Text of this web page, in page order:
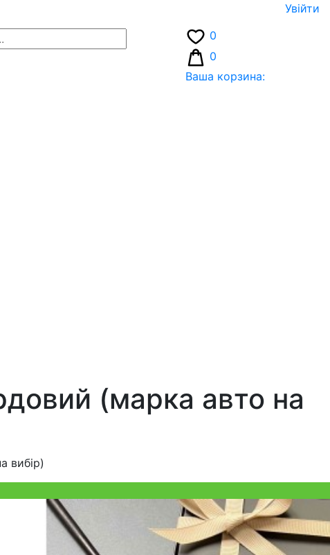
Увiйти
0
0
Ваша корзина:
(марка авто на
вибір)